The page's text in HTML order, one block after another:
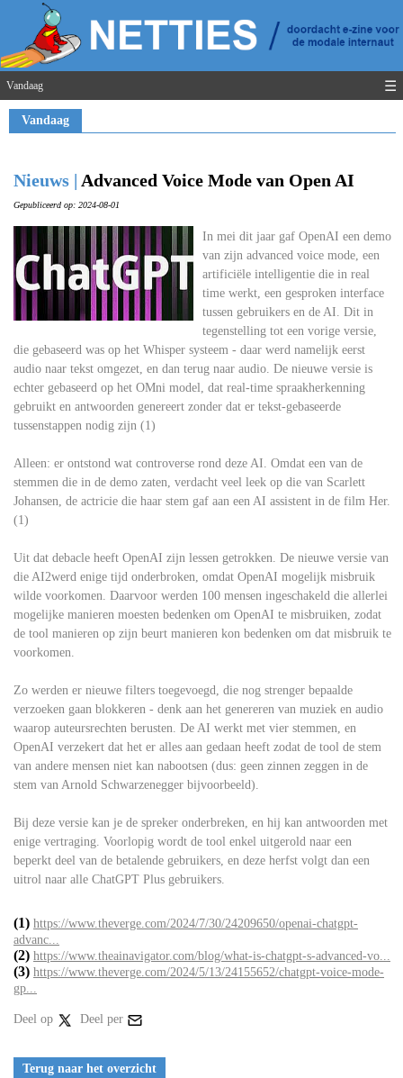
Vandaag ☰
Vandaag
Nieuws | Advanced Voice Mode van Open AI
Gepubliceerd op: 2024-08-01
In mei dit jaar gaf OpenAI een demo
van zijn advanced voice mode, een
artificiële intelligentie die in real
time werkt, een gesproken interface
tussen gebruikers en de AI. Dit in
tegenstelling tot een vorige versie,
die gebaseerd was op het Whisper systeem - daar werd namelijk eerst
audio naar tekst omgezet, en dan terug naar audio. De nieuwe versie is
echter gebaseerd op het OMni model, dat real-time spraakherkenning
gebruikt en antwoorden genereert zonder dat er tekst-gebaseerde
tussenstappen nodig zijn (1)
Alleen: er ontstond wat controverse rond deze AI. Omdat een van de
stemmen die in de demo zaten, verdacht veel leek op die van Scarlett
Johansen, de actricie die haar stem gaf aan een AI assistent in de film Her.
(1)
Uit dat debacle heeft OpenAI zijn lessen getrokken. De nieuwe versie van
die AI2werd enige tijd onderbroken, omdat OpenAI mogelijk misbruik
wilde voorkomen. Daarvoor werden 100 mensen ingeschakeld die allerlei
mogelijke manieren moesten bedenken om OpenAI te misbruiken, zodat
de tool manieren op zijn beurt manieren kon bedenken om dat misbruik te
voorkomen.
Zo werden er nieuwe filters toegevoegd, die nog strenger bepaalde
verzoeken gaan blokkeren - denk aan het genereren van muziek en audio
waarop auteursrechten berusten. De AI werkt met vier stemmen, en
OpenAI verzekert dat het er alles aan gedaan heeft zodat de tool de stem
van andere mensen niet kan nabootsen (dus: geen zinnen zeggen in de
stem van Arnold Schwarzenegger bijvoorbeeld).
Bij deze versie kan je de spreker onderbreken, en hij kan antwoorden met
enige vertraging. Voorlopig wordt de tool enkel uitgerold naar een
beperkt deel van de betalende gebruikers, en deze herfst volgt dan een
uitrol naar alle ChatGPT Plus gebruikers.
(1) https://www.theverge.com/2024/7/30/24209650/openai-chatgpt-
advanc...
(2) https://www.theainavigator.com/blog/what-is-chatgpt-s-advanced-vo...
(3) https://www.theverge.com/2024/5/13/24155652/chatgpt-voice-mode-
gp...
Deel op Deel per
Terug naar het overzicht